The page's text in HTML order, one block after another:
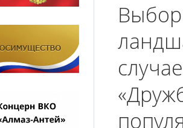
Выбор